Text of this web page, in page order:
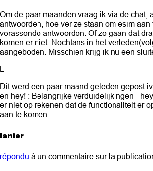
Om de paar maanden vraag ik via de chat,
antwoorden, hoe ver ze staan om esim aan
verassende antwoorden. Of ze gaan dat
komen er niet. Nochtans in het
aangeboden. Misschien krijg ik nu een
L
Dit werd een paar maand geleden gepost
en hey! : Belangrijke verduidelijkingen -
er niet op rekenen dat de functionaliteit er
aan te komen.
lanier
répondu à un commentaire sur la